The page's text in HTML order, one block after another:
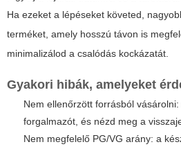
Ha ezeket a lépéseket követed,
terméket, amely hosszú távon is
minimalizálod a csalódás kockázatát.
Gyakori hibák, amelyeket
Nem ellenőrzött forrásból
forgalmazót, és nézd meg a
Nem megfelelő PG/VG arány: a